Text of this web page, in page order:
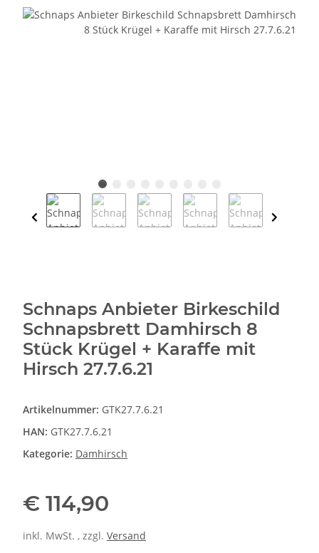
Schnaps Anbieter Birkeschild
Schnapsbrett Damhirsch 8
Stück Krügel + Karaffe mit
Hirsch 27.7.6.21
Artikelnummer: GTK27.7.6.21
HAN: GTK27.7.6.21
Kategorie: Damhirsch
€ 114,90
inkl. MwSt. , zzgl. Versand